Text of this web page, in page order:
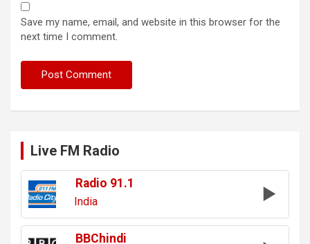
Save my name, email, and website in this browser for the
next time I comment.
Live FM Radio
Radio 91.1
India
BBChindi